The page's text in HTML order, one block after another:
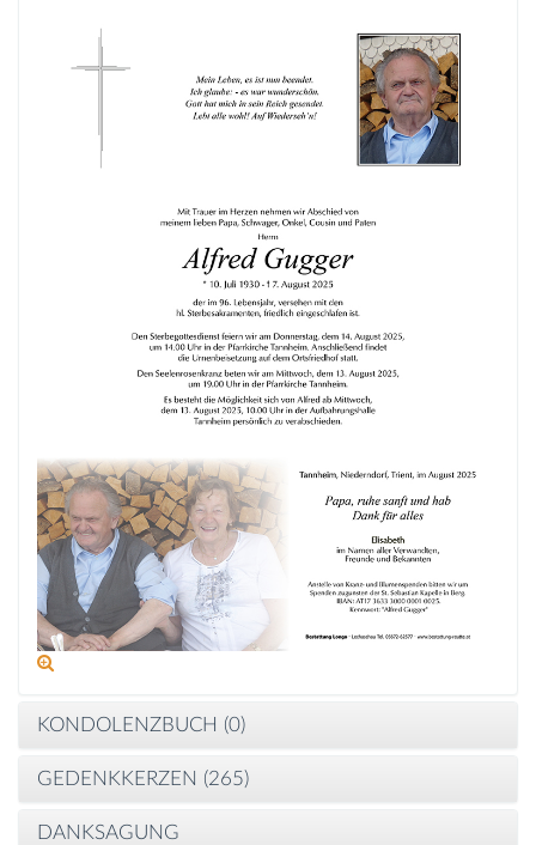
KONDOLENZBUCH (0)
GEDENKKERZEN (265)
DANKSAGUNG